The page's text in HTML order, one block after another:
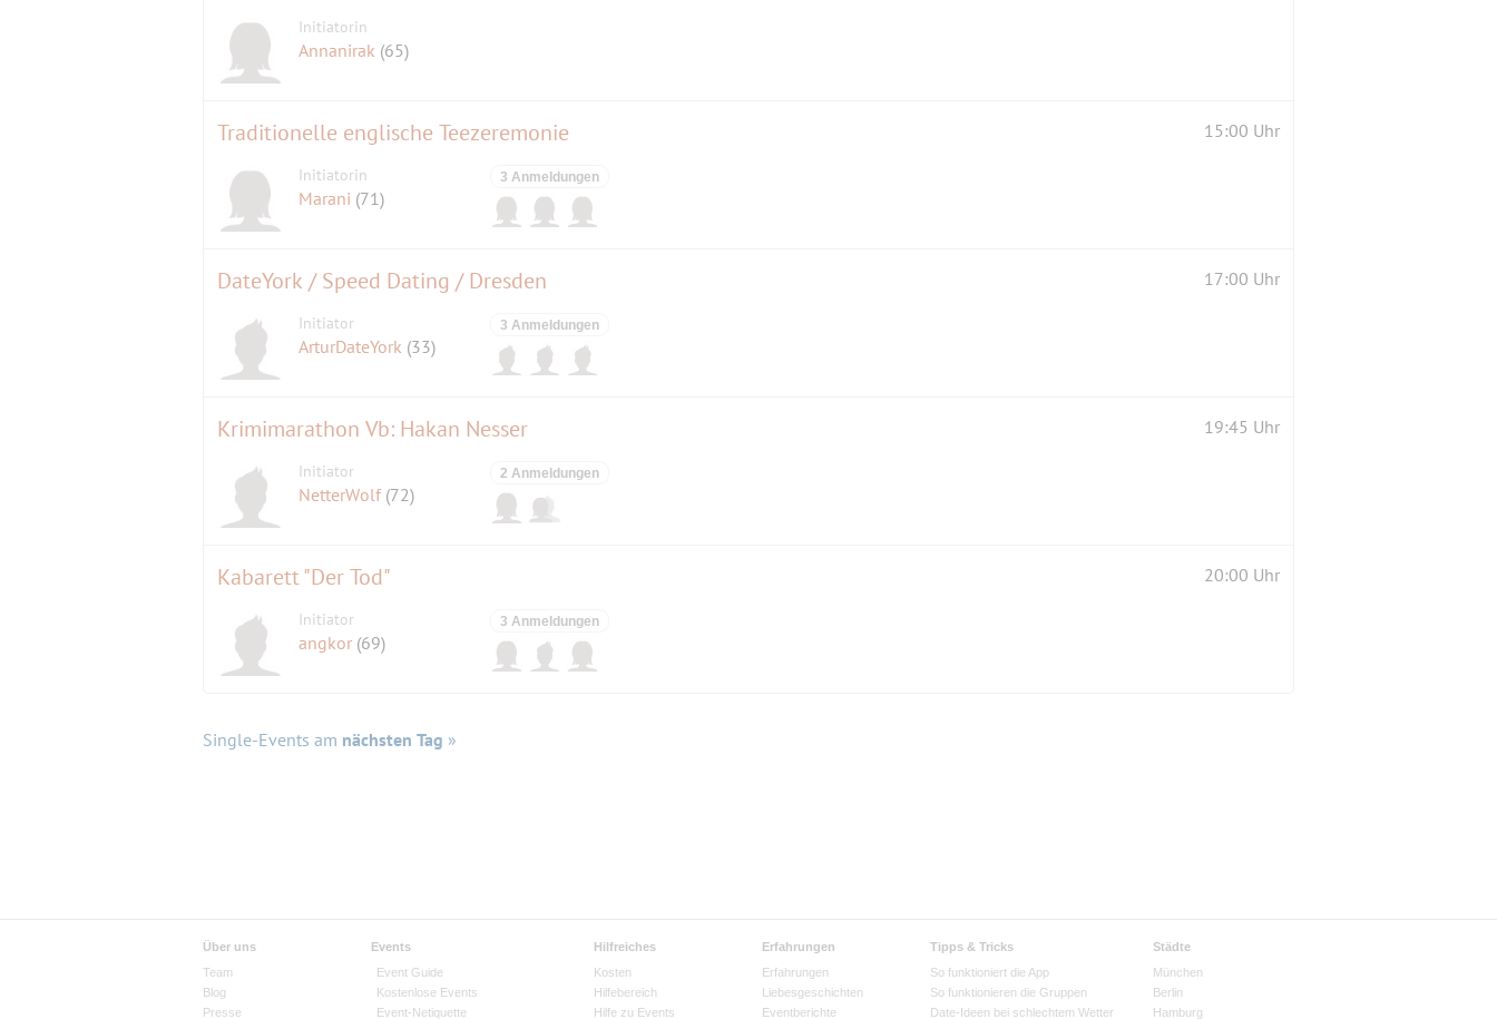
Initiatorin
Annanirak (65)
Traditionelle englische Teezeremonie 15:00 Uhr
Initiatorin
Marani (71)
3 Anmeldungen
DateYork / Speed Dating / Dresden 17:00 Uhr
Initiator
ArturDateYork (33)
3 Anmeldungen
Krimimarathon Vb: Hakan Nesser 19:45 Uhr
Initiator
NetterWolf (72)
2 Anmeldungen
Kabarett "Der Tod" 20:00 Uhr
Initiator
angkor (69)
3 Anmeldungen
Single-Events am nächsten Tag »
Über uns
Team
Blog
Presse
Events
Event Guide
Kostenlose Events
Event-Netiquette
Hilfreiches
Kosten
Hilfebereich
Hilfe zu Events
Erfahrungen
Erfahrungen
Liebesgeschichten
Eventberichte
Tipps & Tricks
So funktioniert die App
So funktionieren die Gruppen
Date-Ideen bei schlechtem Wetter
Städte
München
Berlin
Hamburg